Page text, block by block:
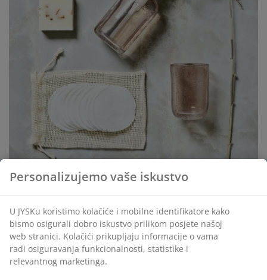
Savršen izbor zahippiekupatilo u stilu
70-ih
Personalizujemo vaše iskustvo
U JYSKu koristimo kolačiće i mobilne identifikatore kako
bismo osigurali dobro iskustvo prilikom posjete našoj
web stranici. Kolačići prikupljaju informacije o vama
radi osiguravanja funkcionalnosti, statistike i
relevantnog marketinga.